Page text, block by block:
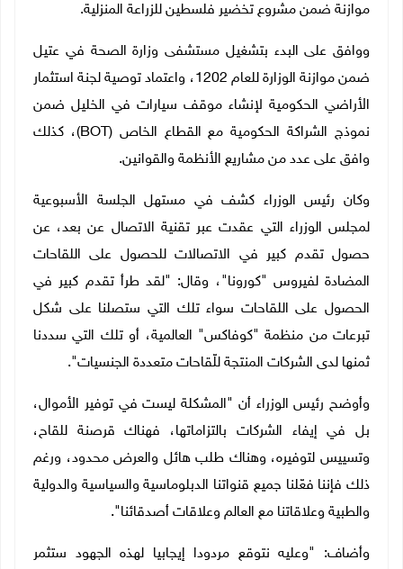
موازنة ضمن مشروع تخضير فلسطين للزراعة المنزلية.
ووافق على البدء بتشغيل مستشفى وزارة الصحة في عتيل
ضمن موازنة الوزارة للعام 1202، واعتماد توصية لجنة استثمار
الأراضي الحكومية لإنشاء موقف سيارات في الخليل ضمن
نموذج الشراكة الحكومية مع القطاع الخاص (BOT)، كذلك
وافق على عدد من مشاريع الأنظمة والقوانين.
وكان رئيس الوزراء كشف في مستهل الجلسة الأسبوعية
لمجلس الوزراء التي عقدت عبر تقنية الاتصال عن بعد، عن
حصول تقدم كبير في الاتصالات للحصول على اللقاحات
المضادة لفيروس "كورونا"، وقال: "لقد طرأ تقدم كبير في
الحصول على اللقاحات سواء تلك التي ستصلنا على شكل
تبرعات من منظمة "كوفاكس" العالمية، أو تلك التي سددنا
ثمنها لدى الشركات المنتجة للّقاحات متعددة الجنسيات".
وأوضح رئيس الوزراء أن "المشكلة ليست في توفير الأموال،
بل في إيفاء الشركات بالتزاماتها، فهناك قرصنة للقاح،
وتسييس لتوفيره، وهناك طلب هائل والعرض محدود، ورغم
ذلك فإننا فعّلنا جميع قنواتنا الدبلوماسية والسياسية والدولية
والطبية وعلاقاتنا مع العالم وعلاقات أصدقائنا".
وأضاف: "وعليه نتوقع مردودا إيجابيا لهذه الجهود ستثمر